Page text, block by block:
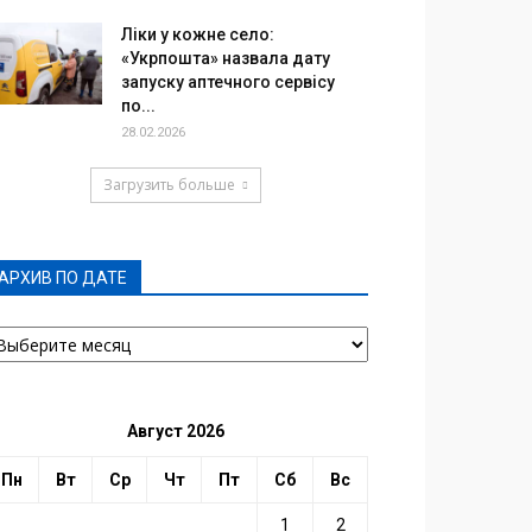
Ліки у кожне село:
«Укрпошта» назвала дату
запуску аптечного сервісу
по...
28.02.2026
Загрузить больше
ПО ДАТЕ
Август 2026
Пн Вт Ср Чт Пт Сб Вс
1 2